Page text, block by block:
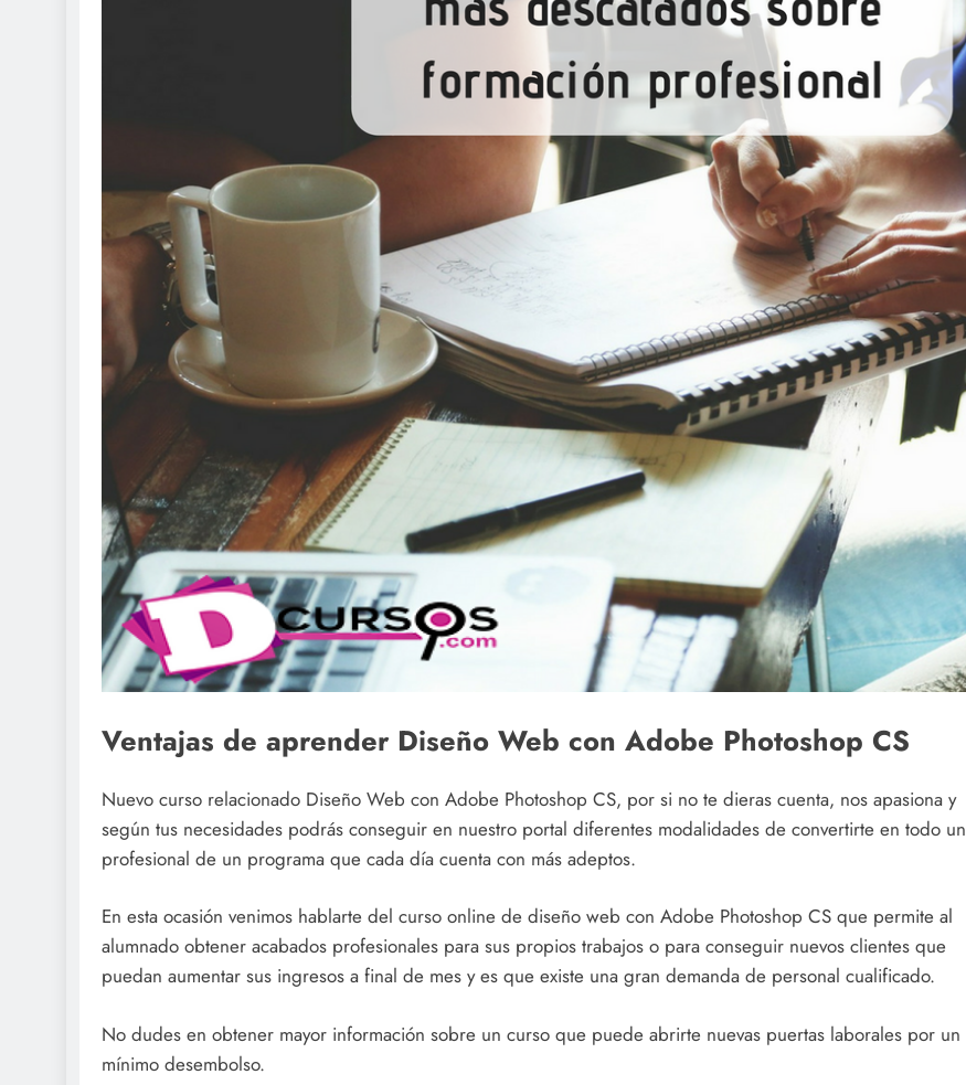
Ventajas de aprender Diseño Web con Adobe Photoshop CS
Nuevo curso relacionado Diseño Web con Adobe Photoshop CS, por si no te dieras cuenta, nos apasiona y
según tus necesidades podrás conseguir en nuestro portal diferentes modalidades de convertirte en todo un
profesional de un programa que cada día cuenta con más adeptos.
En esta ocasión venimos hablarte del curso online de diseño web con Adobe Photoshop CS que permite al
alumnado obtener acabados profesionales para sus propios trabajos o para conseguir nuevos clientes que
puedan aumentar sus ingresos a final de mes y es que existe una gran demanda de personal cualificado.
No dudes en obtener mayor información sobre un curso que puede abrirte nuevas puertas laborales por un
mínimo desembolso.